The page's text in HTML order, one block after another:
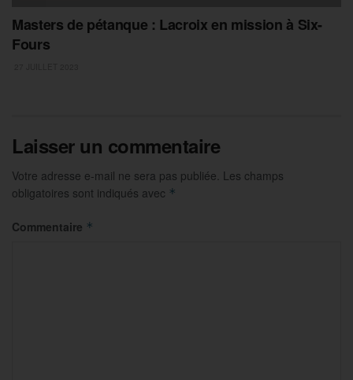
Masters de pétanque : Lacroix en mission à Six-
Fours
Laisser un commentaire
Votre adresse e-mail ne sera pas publiée. Les champs
obligatoires sont indiqués avec *
Commentaire *